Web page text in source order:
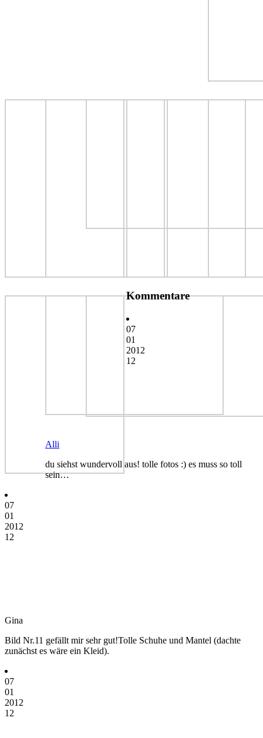
Kommentare
07
01
2012
12
Alli
du siehst wundervoll aus! tolle fotos :) es muss so toll
sein…
07
01
2012
12
Gina
Bild Nr.11 gefällt mir sehr gut!Tolle Schuhe und Mantel (dachte
zunächst es wäre ein Kleid).
07
01
2012
12